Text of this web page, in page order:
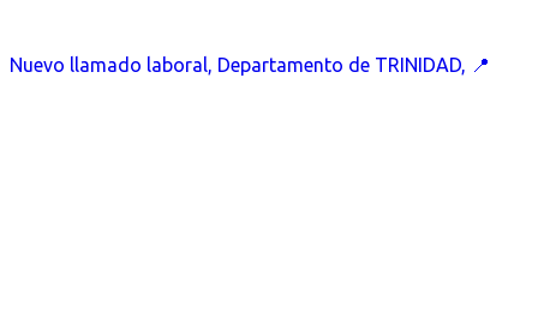
Nuevo llamado laboral, Departamento de TRINIDAD, 📍